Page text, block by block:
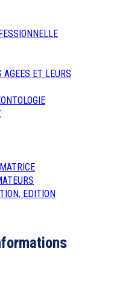
AGEES ET LEURS
EDITION